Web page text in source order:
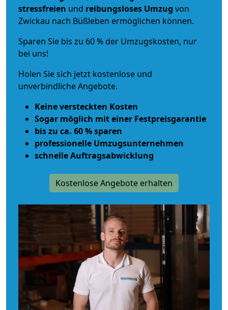
stressfreien und reibungsloses Umzug von
Zwickau nach Büßleben ermöglichen können.
Sparen Sie bis zu 60 % der Umzugskosten, nur
bei uns!
Holen Sie sich jetzt kostenlose und
unverbindliche Angebote.
Keine versteckten Kosten
Sogar möglich mit einer Festpreisgarantie
bis zu ca. 60 % sparen
professionelle Umzugsunternehmen
schnelle Auftragsabwicklung
Kostenlose Angebote erhalten